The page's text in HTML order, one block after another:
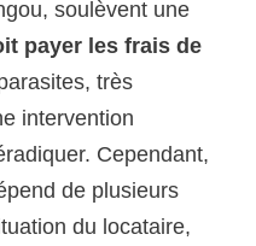
soulèvent une
payer les frais de
très
intervention
Cependant,
de plusieurs
du locataire,